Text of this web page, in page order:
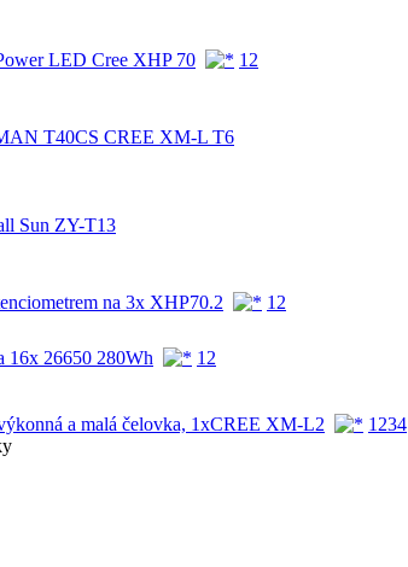
LED Cree XHP 70 1 2
T40CS CREE XM-L T6
Sun ZY-T13
na 3x XHP70.2 1 2
16x 26650 280Wh 1 2
a malá čelovka, 1xCREE XM-L2 1 234